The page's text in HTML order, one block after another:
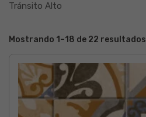
Tránsito Alto
Mostrando 1–18 de 22 resultados